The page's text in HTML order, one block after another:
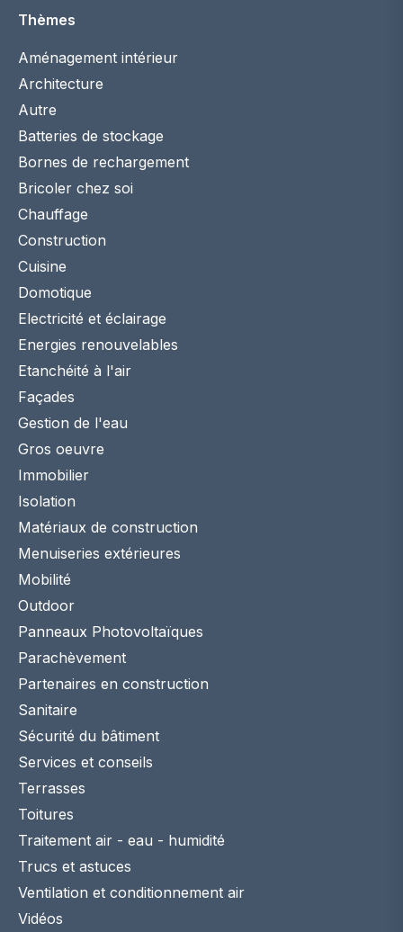
Thèmes
Aménagement intérieur
Architecture
Autre
Batteries de stockage
Bornes de rechargement
Bricoler chez soi
Chauffage
Construction
Cuisine
Domotique
Electricité et éclairage
Energies renouvelables
Etanchéité à l'air
Façades
Gestion de l'eau
Gros oeuvre
Immobilier
Isolation
Matériaux de construction
Menuiseries extérieures
Mobilité
Outdoor
Panneaux Photovoltaïques
Parachèvement
Partenaires en construction
Sanitaire
Sécurité du bâtiment
Services et conseils
Terrasses
Toitures
Traitement air - eau - humidité
Trucs et astuces
Ventilation et conditionnement air
Vidéos